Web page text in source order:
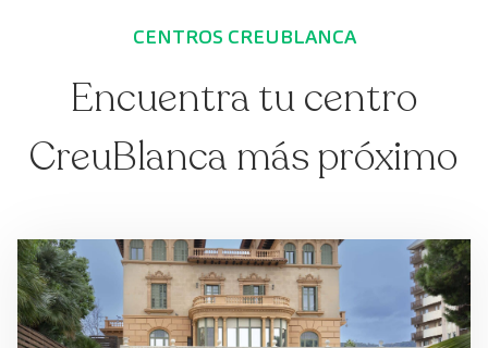
CENTROS CREUBLANCA
Encuentra tu centro
CreuBlanca más próximo